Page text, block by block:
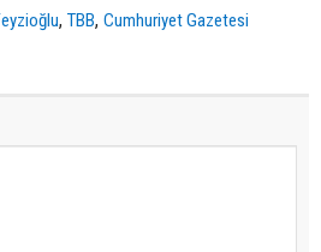
,TBB,Cumhuriyet Gazetesi